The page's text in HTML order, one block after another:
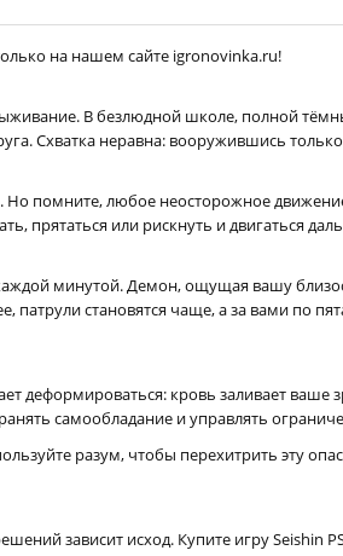
на нашем сайте igronovinka.ru!
В безлюдной школе, полной
Схватка неравна: вооружившись
Но помните, любое неосторожное
прятаться или рискнуть и двигаться
минутой. Демон, ощущая вашу
становятся чаще, а за вами по
деформироваться: кровь заливает ваше
самообладание и управлять
разум, чтобы перехитрить эту
зависит исход. Купите игру Seishin